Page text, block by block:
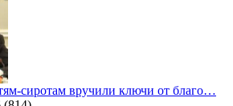
сиротам вручили ключи от благо…